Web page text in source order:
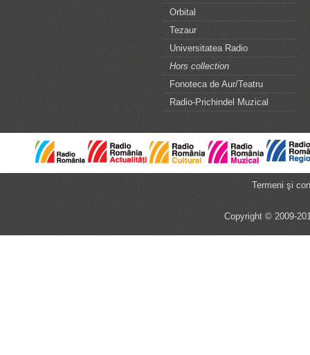
Orbital
Tezaur
Universitatea Radio
Hors collection
Fonoteca de Aur/Teatru
Radio-Prichindel Muzical
Termeni şi
Copyright © 2009-